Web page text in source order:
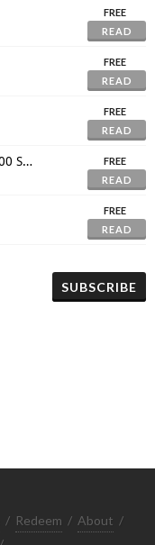
FREE
READ
FREE
READ
FREE
READ
Review : Kingdom Legendary War 100 Seconds Performances
FREE
READ
FREE
READ
SUBSCRIBE
/ Redeem / About /